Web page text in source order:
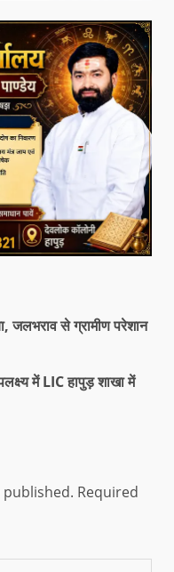
से ग्रामीण परेशान
में LIC हापुड़ शाखा में
Required